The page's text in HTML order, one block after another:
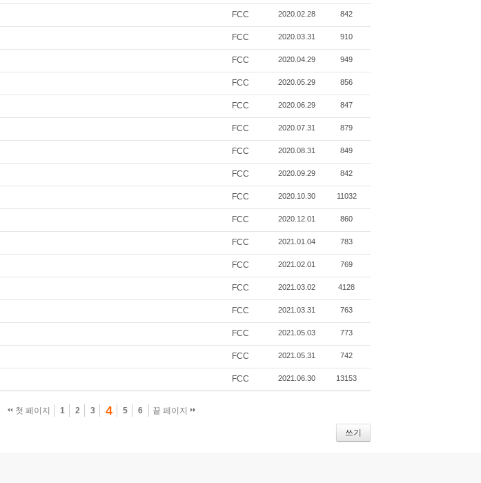
FCC 2020.02.28 842
FCC 2020.03.31 910
FCC 2020.04.29 949
FCC 2020.05.29 856
FCC 2020.06.29 847
FCC 2020.07.31 879
FCC 2020.08.31 849
FCC 2020.09.29 842
FCC 2020.10.30 11032
FCC 2020.12.01 860
FCC 2021.01.04 783
FCC 2021.02.01 769
FCC 2021.03.02 4128
FCC 2021.03.31 763
FCC 2021.05.03 773
FCC 2021.05.31 742
FCC 2021.06.30 13153
첫 페이지 1 2 3 4 5 6 끝 페이지
쓰기